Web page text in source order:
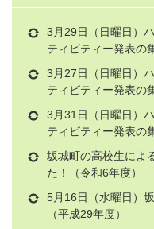
3月29日（日曜日）
ティビティー発表の
3月27日（日曜日）
ティビティー発表の
3月31日（日曜日）
ティビティー発表の
坂城町の高校生によ
た！（令和6年度）
5月16日（水曜日）
（平成29年度）